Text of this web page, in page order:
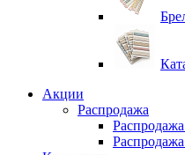
Акции
Распродажа